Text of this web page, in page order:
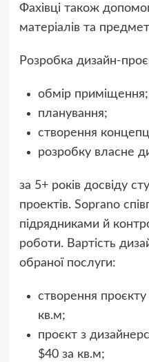
Фахівці також
матеріалів та
Розробка дизайн-
обмір приміщення;
планування;
створення
розробку власне
за 5+ років досвіду
проектів. Soprano
підрядниками й
роботи. Вартість
обраної послуги:
створення
кв.м;
проєкт з
$40 за кв.м;